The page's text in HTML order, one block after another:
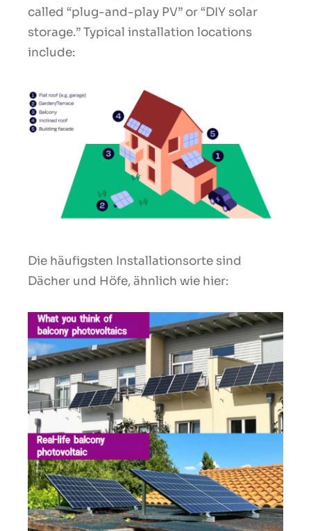
called “plug-and-play PV” or “DIY solar
storage.” Typical installation locations
include:
Die häufigsten Installationsorte sind
Dächer und Höfe, ähnlich wie hier: